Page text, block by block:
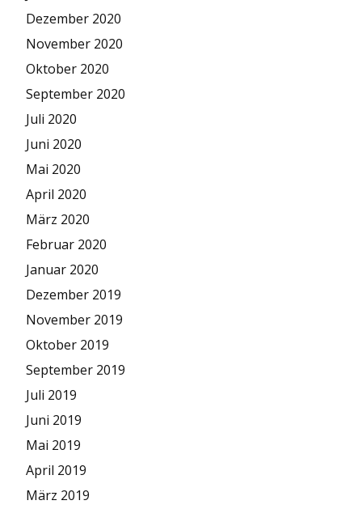
Dezember 2020
November 2020
Oktober 2020
September 2020
Juli 2020
Juni 2020
Mai 2020
April 2020
März 2020
Februar 2020
Januar 2020
Dezember 2019
November 2019
Oktober 2019
September 2019
Juli 2019
Juni 2019
Mai 2019
April 2019
März 2019